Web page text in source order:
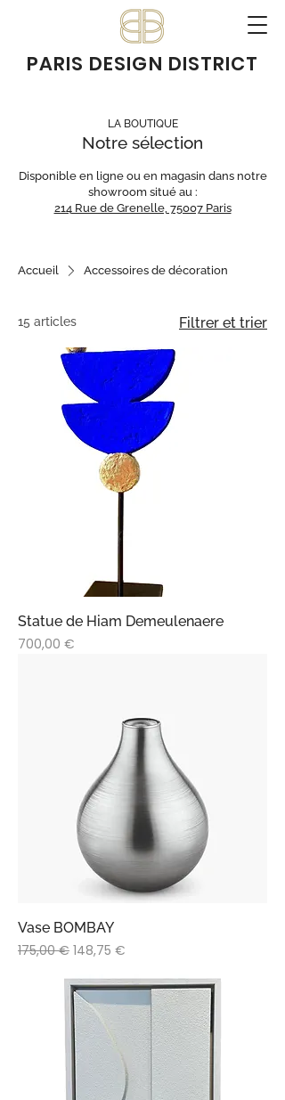
PARIS DESIGN DISTRICT
LA BOUTIQUE
Notre sélection
Disponible en ligne ou en magasin dans notre
showroom situé au :
214 Rue de Grenelle, 75007 Paris
Accueil Accessoires de décoration
15 articles Filtrer et trier
Statue de Hiam Demeulenaere
Prix
700,00 €
Vase BOMBAY
Prix original
175,00 € Prix promotionnel
148,75 €